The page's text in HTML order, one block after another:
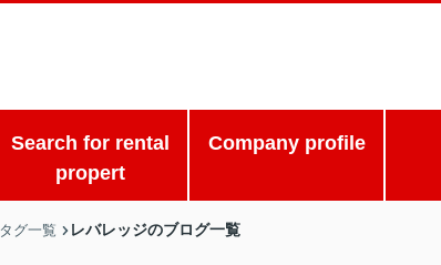
Search for rental
propert
Company profile
タグ一覧 レバレッジのブログ一覧